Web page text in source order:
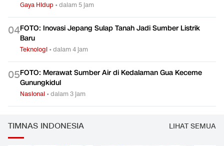
Gaya Hidup •dalam 5 jam
04FOTO: Inovasi Jepang Sulap Tanah Jadi Sumber Listrik
Baru
Teknologi •dalam 4 jam
05FOTO: Merawat Sumber Air di Kedalaman Gua Keceme
Gunungkidul
Nasional •dalam 3 jam
TIMNAS INDONESIA LIHAT SEMUA